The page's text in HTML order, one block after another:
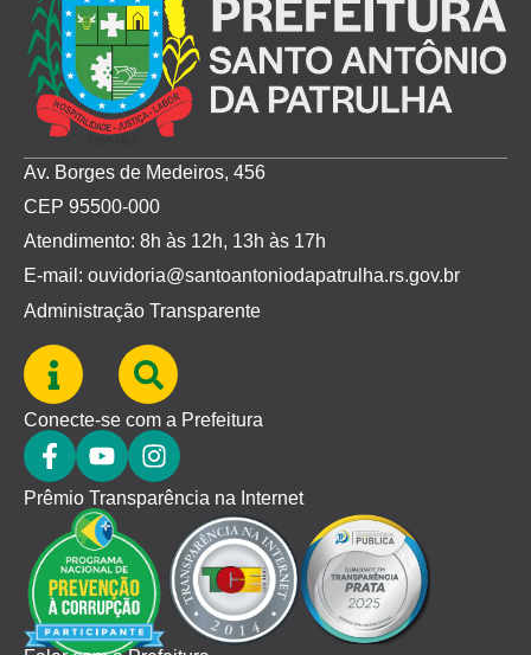
Av. Borges de Medeiros, 456
CEP 95500-000
Atendimento: 8h às 12h, 13h às 17h
E-mail: ouvidoria@santoantoniodapatrulha.rs.gov.br
Administração Transparente
Conecte-se com a Prefeitura
Prêmio Transparência na Internet